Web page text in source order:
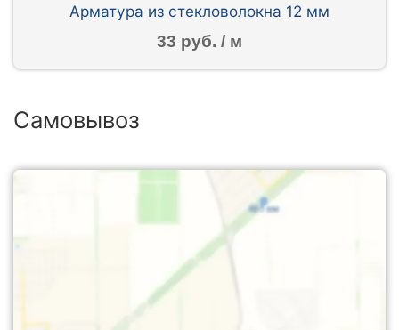
Арматура из стекловолокна 12 мм
33 руб. / м
Самовывоз